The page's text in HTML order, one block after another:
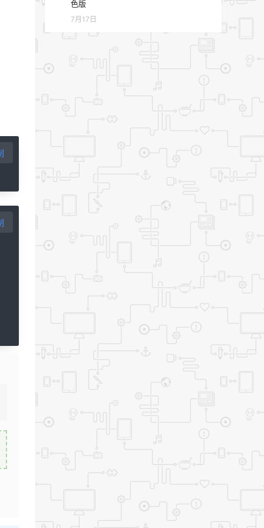
色版
7月17日